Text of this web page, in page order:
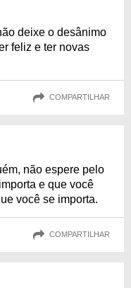
deixe o desânimo
feliz e ter novas
COMPARTILHAR
não espere pelo
e que você
você se importa.
COMPARTILHAR